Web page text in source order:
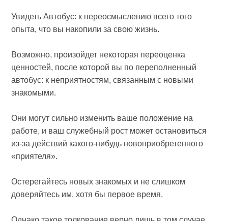
Увидеть Автобус: к переосмыслению всего того
опыта, что вы накопили за свою жизнь.
Возможно, произойдет некоторая переоценка
ценностей, после которой вы по переполненный
автобус: к неприятностям, связанным с новыми
знакомыми.
Они могут сильно изменить ваше положение на
работе, и ваш служебный рост может остановиться
из-за действий какого-нибудь новоприобретенного
«приятеля».
Остерегайтесь новых знакомых и не слишком
доверяйтесь им, хотя бы первое время.